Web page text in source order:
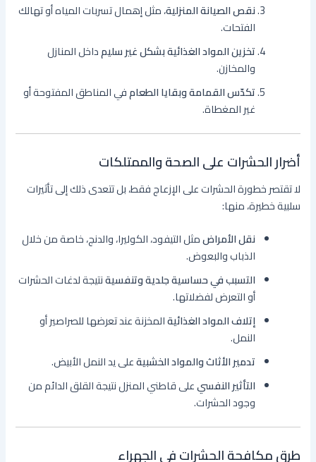
نقص الصيانة المنزلية، مثل إهمال تسربات المياه أو تهالك
الفتحات.
تخزين المواد الغذائية بشكل غير سليمداخل المنازل
والمخازن.
تكدّس القمامة وبقايا الطعامفي المناطق المفتوحة أو
غير المغطاة.
أضرار الحشرات على الصحة والممتلكات
لا تقتصر خطورة الحشرات على الإزعاج فقط، بل تتعدى ذلك إلى تأثيرات
سلبية خطيرة، منها:
نقل الأمراضمثل التيفود، الكوليرا، والدنج، خاصة من خلال
الذباب والبعوض.
التسبب في حساسية جلدية وتنفسيةنتيجة لدغات الحشرات
أو التعرض لفضلاتها.
إتلاف المواد الغذائيةالمخزنة عند تعرضها للصراصير أو
النمل.
تدمير الأثاث والمواد الخشبيةعلى يد النمل الأبيض.
التأثير النفسيعلى قاطني المنزل نتيجة القلق الدائم من
وجود الحشرات.
طرق مكافحة الحشرات في الجهراء